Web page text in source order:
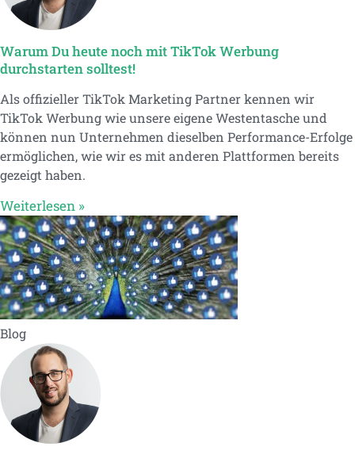
Warum Du heute noch mit TikTok Werbung
durchstarten solltest!
Als offizieller TikTok Marketing Partner kennen wir
TikTok Werbung wie unsere eigene Westentasche und
können nun Unternehmen dieselben Performance-Erfolge
ermöglichen, wie wir es mit anderen Plattformen bereits
gezeigt haben.
Weiterlesen »
Blog